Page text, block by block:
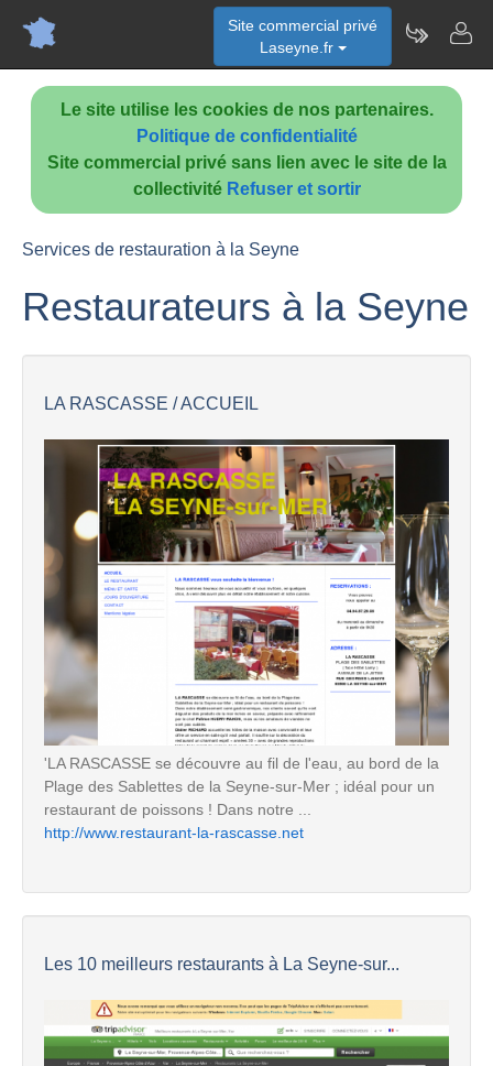
Le site utilise les cookies de nos partenaires.
Politique de confidentialité
Site commercial privé sans lien avec le site de la
collectivité Refuser et sortir
Site commercial privé
Laseyne.fr
Services de restauration à la Seyne
Restaurateurs à la Seyne
LA RASCASSE / ACCUEIL
'LA RASCASSE se découvre au fil de l'eau, au bord de la
Plage des Sablettes de la Seyne-sur-Mer ; idéal pour un
restaurant de poissons ! Dans notre ...
http://www.restaurant-la-rascasse.net
Les 10 meilleurs restaurants à La Seyne-sur...